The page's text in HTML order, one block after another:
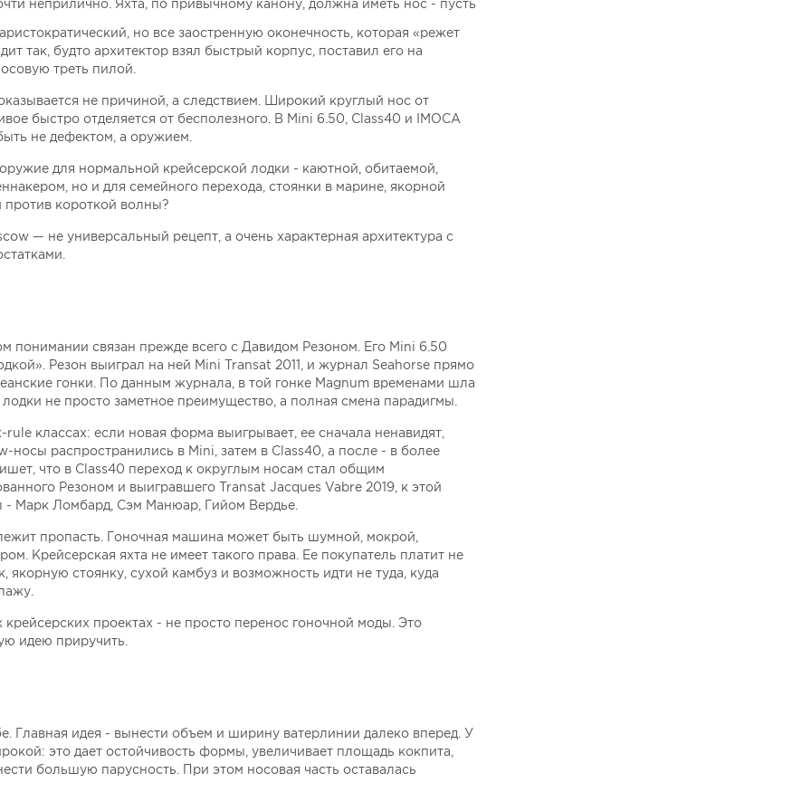
неприлично. Яхта, по привычному канону, должна иметь нос - пусть
но все заостренную оконечность, которая «режет
так, будто архитектор взял быстрый корпус, поставил его на
треть пилой.
не причиной, а следствием. Широкий круглый нос от
быстро отделяется от бесполезного. В Mini 6.50, Class40 и IMOCA
не дефектом, а оружием.
для нормальной крейсерской лодки - каютной, обитаемой,
но и для семейного перехода, стоянки в марине, якорной
короткой волны?
— не универсальный рецепт, а очень характерная архитектура с
понимании связан прежде всего с Давидом Резоном. Его Mini 6.50
Резон выиграл на ней Mini Transat 2011, и журнал Seahorse прямо
гонки. По данным журнала, в той гонке Magnum временами шла
не просто заметное преимущество, а полная смена парадигмы.
классах: если новая форма выигрывает, ее сначала ненавидят,
распространились в Mini, затем в Class40, а после - в более
что в Class40 переход к округлым носам стал общим
Резоном и выигравшего Transat Jacques Vabre 2019, к этой
Марк Ломбард, Сэм Манюар, Гийом Вердье.
пропасть. Гоночная машина может быть шумной, мокрой,
Крейсерская яхта не имеет такого права. Ее покупатель платит не
якорную стоянку, сухой камбуз и возможность идти не туда, куда
проектах - не просто перенос гоночной моды. Это
идею приручить.
Главная идея - вынести объем и ширину ватерлинии далеко вперед. У
это дает остойчивость формы, увеличивает площадь кокпита,
большую парусность. При этом носовая часть оставалась